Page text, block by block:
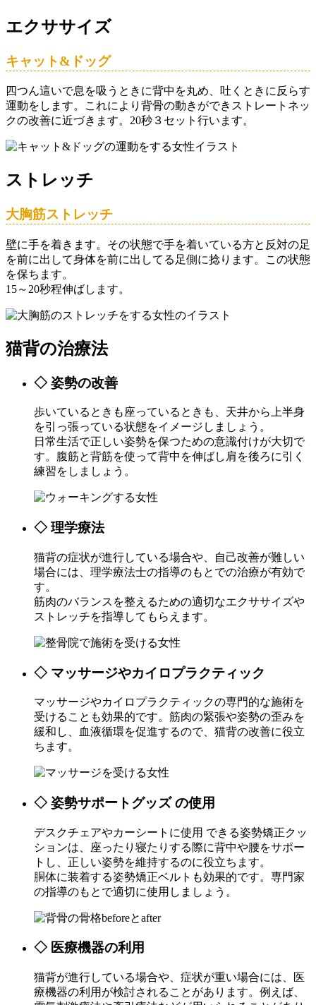
エクササイズ
キャット&ドッグ
四つん這いで息を吸うときに背中を丸め、吐くときに反らす
運動をします。これにより背骨の動きができストレートネッ
クの改善に近づきます。20秒３セット行います。
ストレッチ
大胸筋ストレッチ
壁に手を着きます。その状態で手を着いている方と反対の足
を前に出して身体を前に出してる足側に捻ります。この状態
を保ちます。
15～20秒程伸ばします。
猫背の治療法
◇ 姿勢の改善
歩いているときも座っているときも、天井から上半身
を引っ張っている状態をイメージしましょう。
日常生活で正しい姿勢を保つための意識付けが大切で
す。腹筋と背筋を使って背中を伸ばし肩を後ろに引く
練習をしましょう。
◇ 理学療法
猫背の症状が進行している場合や、自己改善が難しい
場合には、理学療法士の指導のもとでの治療が有効で
す。
筋肉のバランスを整えるための適切なエクササイズや
ストレッチを指導してもらえます。
◇ マッサージやカイロプラクティック
マッサージやカイロプラクティックの専門的な施術を
受けることも効果的です。筋肉の緊張や姿勢の歪みを
緩和し、血液循環を促進するので、猫背の改善に役立
ちます。
◇ 姿勢サポートグッズ の使用
デスクチェアやカーシートに使用 できる姿勢矯正クッ
ションは、座ったり寝たりする際に背中や腰をサポー
トし、正しい姿勢を維持するのに役立ちます。
胴体に装着する姿勢矯正ベルトも効果的です。専門家
の指導のもとで適切に使用しましょう。
◇ 医療機器の利用
猫背が進行している場合や、症状が重い場合には、医
療機器の利用が検討されることがあります。例えば、